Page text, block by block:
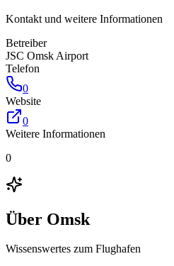
Kontakt und weitere Informationen
Betreiber
JSC Omsk Airport
Telefon
0
Website
0
Weitere Informationen
0
Über Omsk
Wissenswertes zum Flughafen